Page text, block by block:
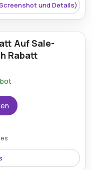
und Details)
Website
erforderlich
Auf Sale-
Rabatt